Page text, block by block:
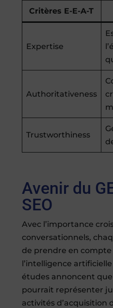
Critères E-E-A-T
Expertise
Authoritativeness
Trustworthiness
Avenir du
SEO
Avec l’importance
conversationnels,
de prendre en compte
l’intelligence
études annoncent que
pourrait représenter
activités d’acquisition